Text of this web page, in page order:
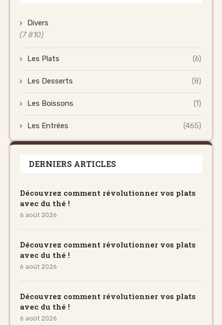
Divers
(7 810)
Les Plats (6)
Les Desserts (8)
Les Boissons (1)
Les Entrées (465)
DERNIERS ARTICLES
Découvrez comment révolutionner vos plats
avec du thé !
6 août 2026
Découvrez comment révolutionner vos plats
avec du thé !
6 août 2026
Découvrez comment révolutionner vos plats
avec du thé !
6 août 2026